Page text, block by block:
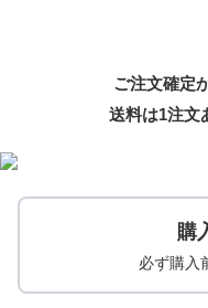
ご注文確定
送料は1注文
購
必ず購入